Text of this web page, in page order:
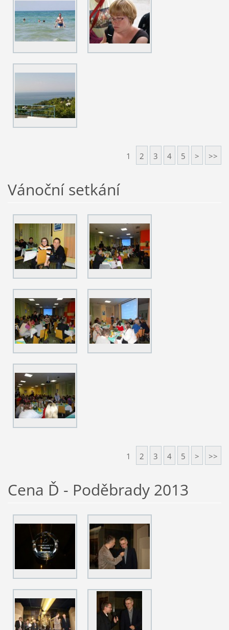
1 2 3 4 5 > >>
Vánoční setkání
1 2 3 4 5 > >>
Cena Ď - Poděbrady 2013